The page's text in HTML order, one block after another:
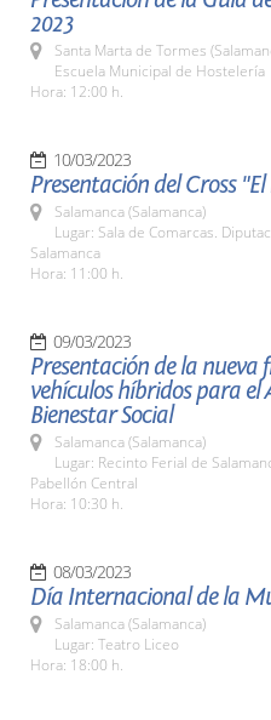
2023
Santa Marta de Tormes
Escuela Municipal de Hostelería
Hora: 12:00 h.
10/03/2023
Presentación del Cross
Salamanca (Salamanca)
Lugar: Sala de Comarcas.
Salamanca
Hora: 11:00 h.
09/03/2023
Presentación de la nueva
vehículos híbridos para el
Bienestar Social
Salamanca (Salamanca)
Lugar: Recinto Ferial de
Pabellón Central
Hora: 10:30 h.
08/03/2023
Día Internacional de la
Salamanca (Salamanca)
Lugar: Teatro Liceo
Hora: 18:00 h.